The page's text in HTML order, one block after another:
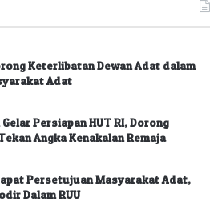
Keterlibatan Dewan Adat dalam
Adat
Persiapan HUT RI, Dorong
Angka Kenakalan Remaja
Persetujuan Masyarakat Adat,
Dalam RUU